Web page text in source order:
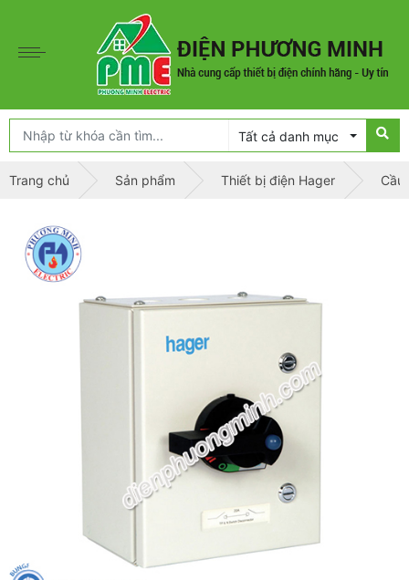
Tất cả danh mục
Trang chủ Sản phẩm Thiết bị điện Hager Cầu